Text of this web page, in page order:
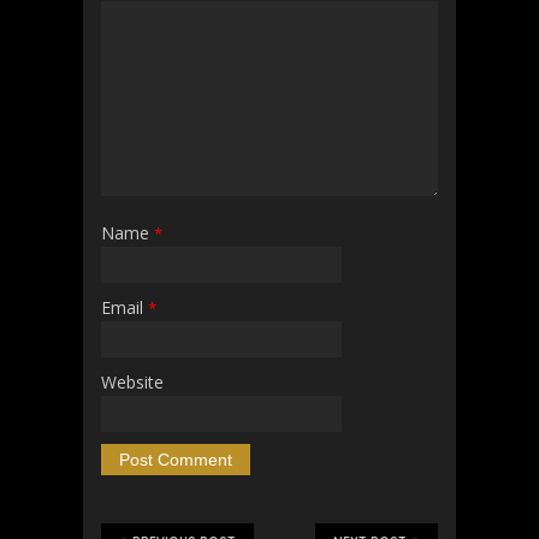
Name *
Email *
Website